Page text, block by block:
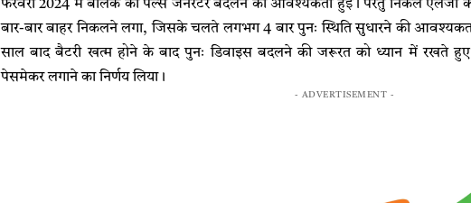
फरवरी 2024 में बालक को पल्स जनरेटर बदलने की आवश्यकता हुई। परंतु निकेल
बार-बार बाहर निकलने लगा, जिसके चलते लगभग 4 बार पुनः स्थिति सुधारने की
साल बाद बैटरी खत्म होने के बाद पुनः डिवाइस बदलने की जरूरत को ध्यान में रखते हुए,
पेसमेकर लगाने का निर्णय लिया।
- ADVERTISEMENT -